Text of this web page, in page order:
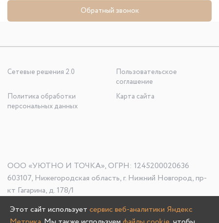
Обратный звонок
Сетевые решения 2.0
Пользовательское
соглашение
Политика обработки
персональных данных
Карта сайта
ООО «УЮТНО И ТОЧКА», ОГРН: 1245200020636
603107, Нижегородская область, г. Нижний Новгород, пр-
кт Гагарина, д. 178/1
Этот сайт использует сервис веб-аналитики Яндекс